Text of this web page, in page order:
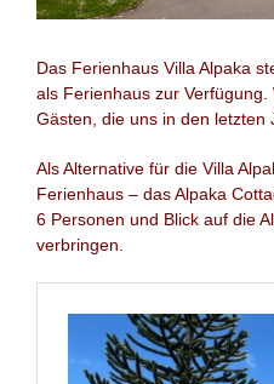
Das Ferienhaus Villa Alpaka
als Ferienhaus zur
Gästen, die uns in den letzten
Als Alternative für die Villa
Ferienhaus – das Alpaka
6 Personen und Blick auf die
verbringen.